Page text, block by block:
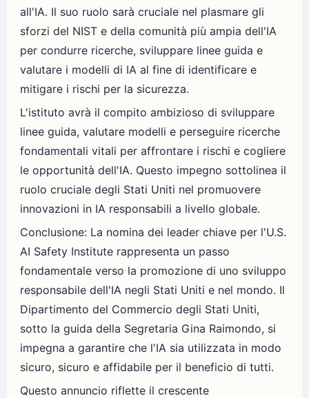
all'IA. Il suo ruolo sarà cruciale nel plasmare gli
sforzi del NIST e della comunità più ampia dell'IA
per condurre ricerche, sviluppare linee guida e
valutare i modelli di IA al fine di identificare e
mitigare i rischi per la sicurezza.
L'istituto avrà il compito ambizioso di sviluppare
linee guida, valutare modelli e perseguire ricerche
fondamentali vitali per affrontare i rischi e cogliere
le opportunità dell'IA. Questo impegno sottolinea il
ruolo cruciale degli Stati Uniti nel promuovere
innovazioni in IA responsabili a livello globale.
Conclusione: La nomina dei leader chiave per l'U.S.
AI Safety Institute rappresenta un passo
fondamentale verso la promozione di uno sviluppo
responsabile dell'IA negli Stati Uniti e nel mondo. Il
Dipartimento del Commercio degli Stati Uniti,
sotto la guida della Segretaria Gina Raimondo, si
impegna a garantire che l'IA sia utilizzata in modo
sicuro, sicuro e affidabile per il beneficio di tutti.
Questo annuncio riflette il crescente